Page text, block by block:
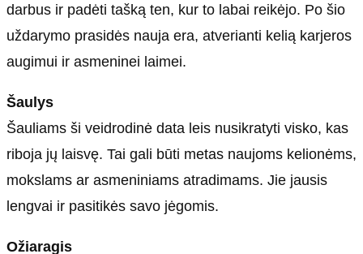
darbus ir padėti tašką ten, kur to labai reikėjo. Po šio
uždarymo prasidės nauja era, atverianti kelią karjeros
augimui ir asmeninei laimei.
Šaulys
Šauliams ši veidrodinė data leis nusikratyti visko, kas
riboja jų laisvę. Tai gali būti metas naujoms kelionėms,
mokslams ar asmeniniams atradimams. Jie jausis
lengvai ir pasitikės savo jėgomis.
Ožiaragis